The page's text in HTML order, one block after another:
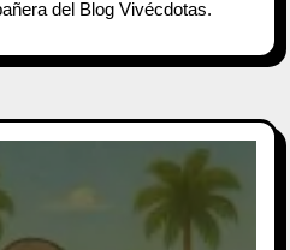
del Blog Vivécdotas.